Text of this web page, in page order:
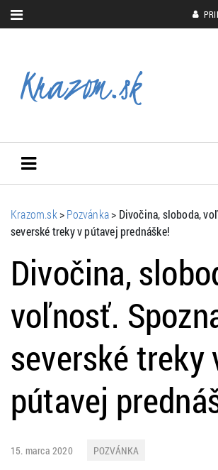
Krazom.sk>Pozvánka> Divočina, sloboda,
severské treky v pútavej prednáške!
Divočina,
voľnosť.
severské treky
pútavej
15. marca 2020 POZVÁNKA